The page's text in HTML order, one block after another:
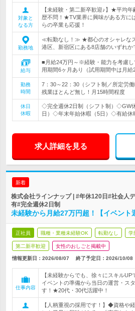
対象と
なる方
【未経験・第二新卒歓迎♪】★平均
歴不問！★TV業界に興味がある方に
らの卒業も応援！
勤務地
≪転勤なし！≫ ★都心のオシャレなス
港区、新宿区にある8店舗のいずれか
給与
■月給24万円～※経験・能力を考慮
用期間6ヶ月あり（試用期間中は月
勤務
時間
7：30～22：30（シフト制／所定労
残業ほとんど無し！月15時間程度
休日
休暇
◇完全週休2日制（シフト制）◇GW
日）◇年末年始休暇（5日）◇有給休
求人詳細を見る
新着
株式会社ラインナップ | #年休120日#社会人
有#完全週休2日制
未経験から月給27万円超！【イベン
正社員 職種・業種未経験OK 転勤なし 学
第二新卒歓迎 女性のおしごと掲載中
情報更新日：2026/08/07 終了予定日： 2026/10/08
仕事内容
【未経験からでも、徐々にスキル
イベントの準備から当日の運営・ス
す！★20代・30代活躍中！
【人柄重視の採用です！】◆資格や